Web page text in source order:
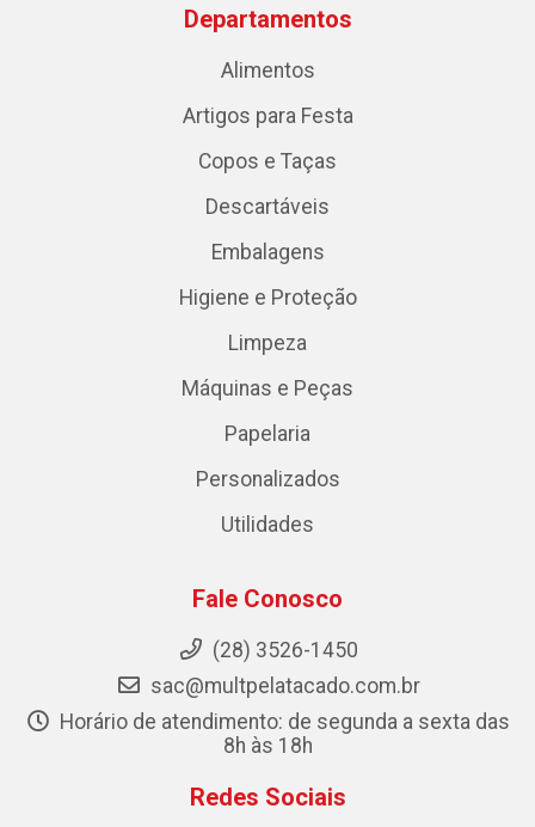
Departamentos
Alimentos
Artigos para Festa
Copos e Taças
Descartáveis
Embalagens
Higiene e Proteção
Limpeza
Máquinas e Peças
Papelaria
Personalizados
Utilidades
Fale Conosco
(28) 3526-1450
sac@multpelatacado.com.br
Horário de atendimento: de segunda a sexta das
8h às 18h
Redes Sociais